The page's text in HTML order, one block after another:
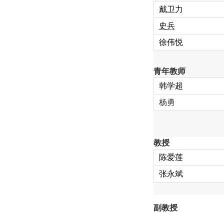
戴卫力
史兵
徐伟悦
青年教师
韩学超
杨勇
教授
陈爱莲
张永斌
副教授